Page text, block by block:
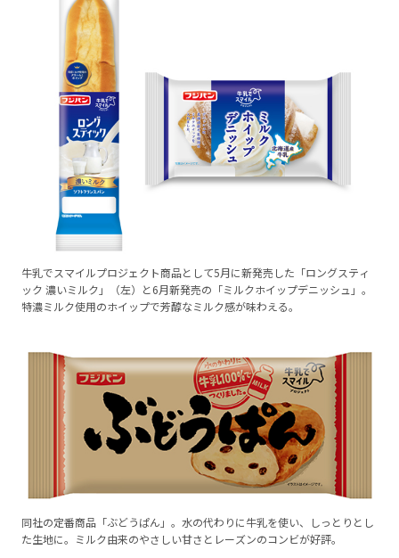
牛乳でスマイルプロジェクト商品として5月に新発売した「ロングスティ
ック 濃いミルク」（左）と6月新発売の「ミルクホイップデニッシュ」。
特濃ミルク使用のホイップで芳醇なミルク感が味わえる。
同社の定番商品「ぶどうぱん」。水の代わりに牛乳を使い、しっとりとし
た生地に。ミルク由来のやさしい甘さとレーズンのコンビが好評。